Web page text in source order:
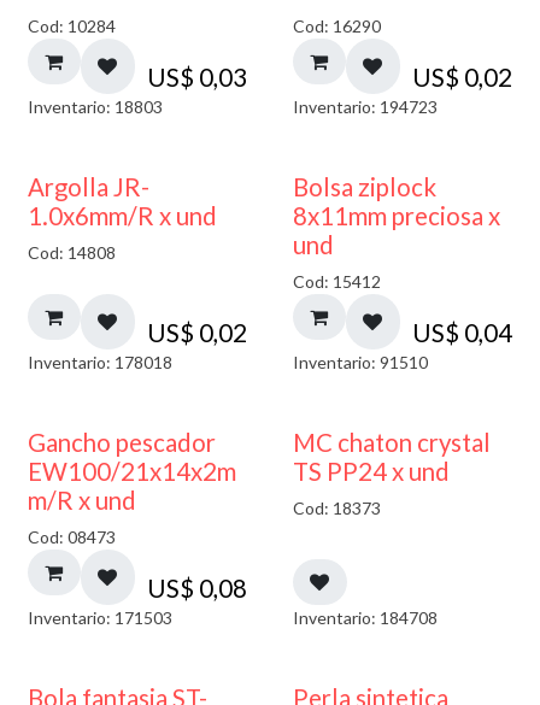
Cod: 10284
US$ 0,03
Inventario: 18803
Cod: 16290
US$ 0,02
Inventario: 194723
Argolla JR-
1.0x6mm/R x und
Cod: 14808
US$ 0,02
Inventario: 178018
¡NUEVO!
Bolsa ziplock
8x11mm preciosa x
und
Cod: 15412
US$ 0,04
Inventario: 91510
Gancho pescador
EW100/21x14x2m
m/R x und
Cod: 08473
US$ 0,08
Inventario: 171503
MC chaton crystal
TS PP24 x und
Cod: 18373
Inventario: 184708
Bola fantasia ST- Perla sintetica